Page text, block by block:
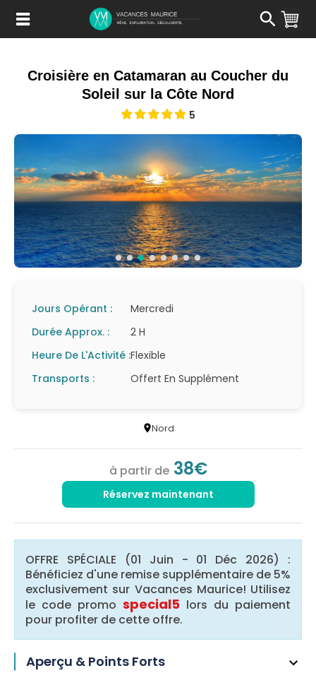
Contenu
Croisière en Catamaran au Coucher du
Soleil sur la Côte Nord
5
Jours Opérant :
Mercredi
Durée Approx. :
2 H
Heure De L'Activité :Flexible
Transports :
Offert En Supplément
Nord
à partir de 38€
Réservez maintenant
OFFRE SPÉCIALE (01 Juin - 01 Déc 2026) :
Bénéficiez d'une remise supplémentaire de 5%
exclusivement sur Vacances Maurice! Utilisez
le code promo special5 lors du paiement
pour profiter de cette offre.
Aperçu & Points Forts